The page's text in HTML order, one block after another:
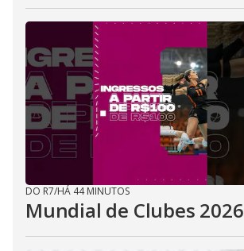
DO R7/HÁ 44 MINUTOS
Mundial de Clubes 2026